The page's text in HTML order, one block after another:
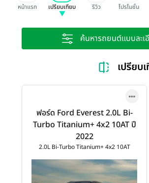
หน้าแรก เปรียบเทียบ รีวิว โปรโมชั่น
ค้นหารถยนต์แบบละเ
เปรียบ
ฟอร์ด Ford Everest 2.0L Bi-
Turbo Titanium+ 4x2 10AT ปี
2022
2.0L Bi-Turbo Titanium+ 4x2 10AT